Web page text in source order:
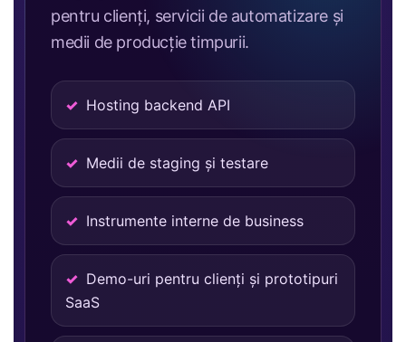
pentru clienți, servicii de automatizare și
medii de producție timpurii.
Hosting backend API
Medii de staging și testare
Instrumente interne de business
Demo-uri pentru clienți și prototipuri
SaaS